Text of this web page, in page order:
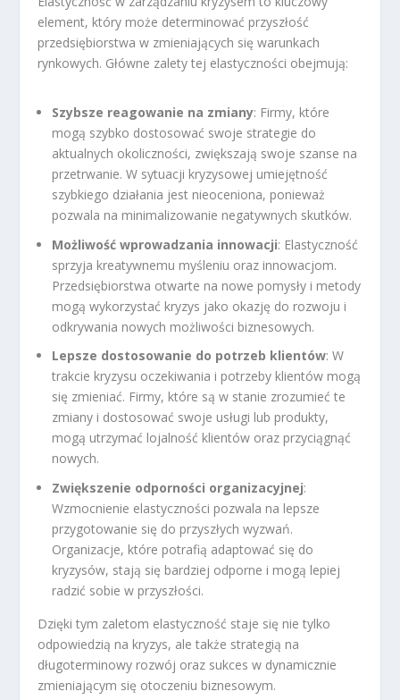
element, który może determinować przyszłość
przedsiębiorstwa w zmieniających się warunkach
rynkowych. Główne zalety tej elastyczności obejmują:
Szybsze reagowanie na zmiany: Firmy, które
mogą szybko dostosować swoje strategie do
aktualnych okoliczności, zwiększają swoje szanse na
przetrwanie. W sytuacji kryzysowej umiejętność
szybkiego działania jest nieoceniona, ponieważ
pozwala na minimalizowanie negatywnych skutków.
Możliwość wprowadzania innowacji: Elastyczność
sprzyja kreatywnemu myśleniu oraz innowacjom.
Przedsiębiorstwa otwarte na nowe pomysły i metody
mogą wykorzystać kryzys jako okazję do rozwoju i
odkrywania nowych możliwości biznesowych.
Lepsze dostosowanie do potrzeb klientów: W
trakcie kryzysu oczekiwania i potrzeby klientów mogą
się zmieniać. Firmy, które są w stanie zrozumieć te
zmiany i dostosować swoje usługi lub produkty,
mogą utrzymać lojalność klientów oraz przyciągnąć
nowych.
Zwiększenie odporności organizacyjnej:
Wzmocnienie elastyczności pozwala na lepsze
przygotowanie się do przyszłych wyzwań.
Organizacje, które potrafią adaptować się do
kryzysów, stają się bardziej odporne i mogą lepiej
radzić sobie w przyszłości.
Dzięki tym zaletom elastyczność staje się nie tylko
odpowiedzią na kryzys, ale także strategią na
długoterminowy rozwój oraz sukces w dynamicznie
zmieniającym się otoczeniu biznesowym.